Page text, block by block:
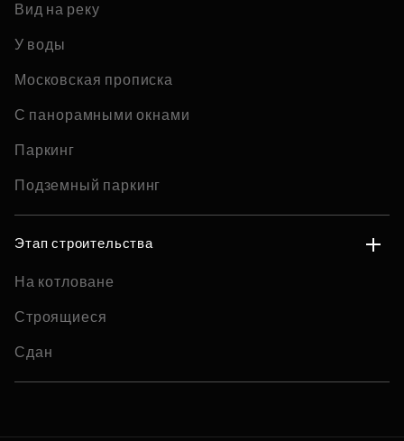
Вид на реку
У воды
Московская прописка
С панорамными окнами
Паркинг
Подземный паркинг
Этап строительства
На котловане
Строящиеся
Сдан